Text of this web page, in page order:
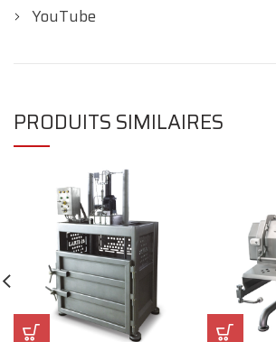
YouTube
PRODUITS SIMILAIRES